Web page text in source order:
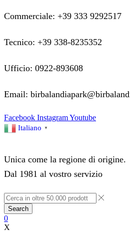
Commerciale: +39 333 9292517
Tecnico: +39 338-8235352
Ufficio: 0922-893608
Email:
Facebook InstagramYoutube
Italiano ▼
Unica come la regione di origine.
Dal 1981 al vostro servizio
Search
0
X